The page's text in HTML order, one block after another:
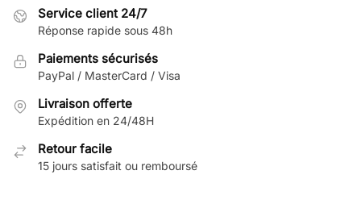
Service client 24/7
Réponse rapide sous 48h
Paiements sécurisés
PayPal / MasterCard / Visa
Livraison offerte
Expédition en 24/48H
Retour facile
15 jours satisfait ou remboursé